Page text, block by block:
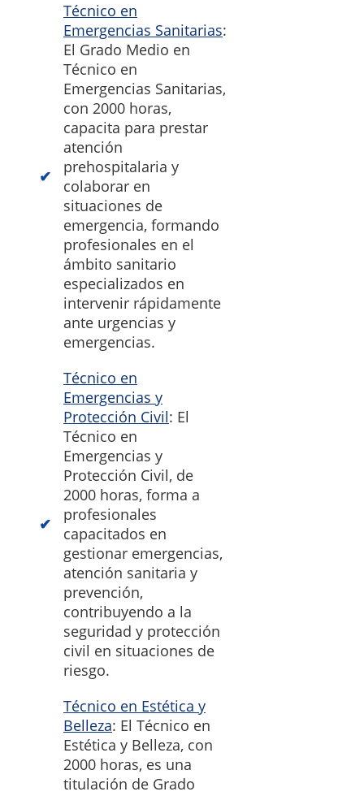
Técnico en
Emergencias Sanitarias:
El Grado Medio en
Técnico en
Emergencias Sanitarias,
con 2000 horas,
capacita para prestar
atención
prehospitalaria y
colaborar en
situaciones de
emergencia, formando
profesionales en el
ámbito sanitario
especializados en
intervenir rápidamente
ante urgencias y
emergencias.
Técnico en
Emergencias y
Protección Civil: El
Técnico en
Emergencias y
Protección Civil, de
2000 horas, forma a
profesionales
capacitados en
gestionar emergencias,
atención sanitaria y
prevención,
contribuyendo a la
seguridad y protección
civil en situaciones de
riesgo.
Técnico en Estética y
Belleza: El Técnico en
Estética y Belleza, con
2000 horas, es una
titulación de Grado